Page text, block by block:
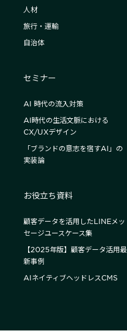
人材
旅行・運輸
自治体
セミナー
AI 時代の流入対策
AI時代の生活文脈における
CX/UXデザイン
「ブランドの意志を宿すAI」の
実装論
お役立ち資料
顧客データを活用したLINEメッ
セージユースケース集
【2025年版】顧客データ活用最
新事例
AIネイティブヘッドレスCMS